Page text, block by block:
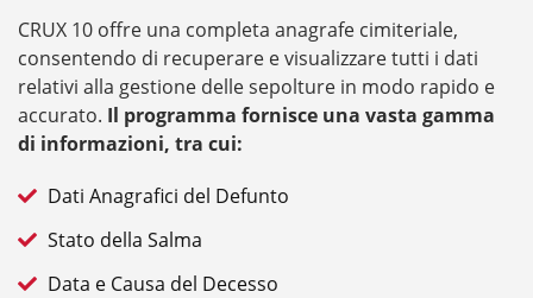
CRUX 10 offre una completa anagrafe cimiteriale,
consentendo di recuperare e visualizzare tutti i dati
relativi alla gestione delle sepolture in modo rapido e
accurato. Il programma fornisce una vasta gamma
di informazioni, tra cui:
Dati Anagrafici del Defunto
Stato della Salma
Data e Causa del Decesso